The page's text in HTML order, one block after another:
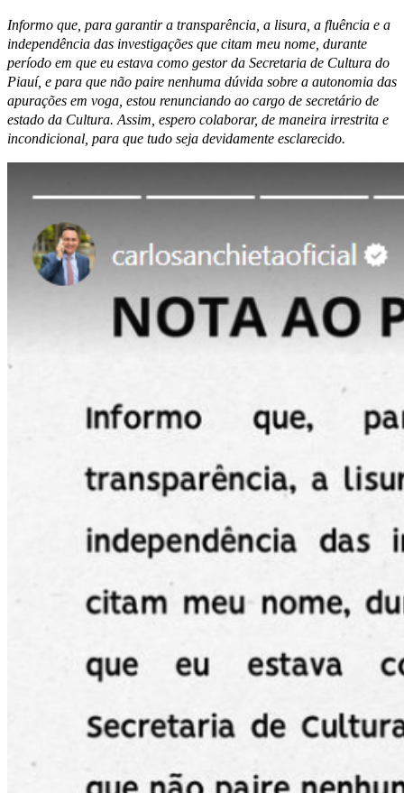
Informo que, para garantir a transparência, a lisura, a fluência e a
independência das investigações que citam meu nome, durante
período em que eu estava como gestor da Secretaria de Cultura do
Piauí, e para que não paire nenhuma dúvida sobre a autonomia das
apurações em voga, estou renunciando ao cargo de secretário de
estado da Cultura. Assim, espero colaborar, de maneira irrestrita e
incondicional, para que tudo seja devidamente esclarecido.